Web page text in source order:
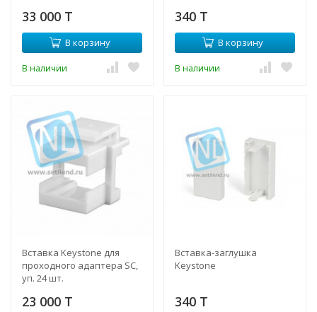
TOOL, белая
33 000 T
В корзину
В наличии
340 T
В корзину
В наличии
Вставка Keystone для
проходного адаптера SC,
уп. 24 шт.
23 000 T
Вставка-заглушка
Keystone
340 T